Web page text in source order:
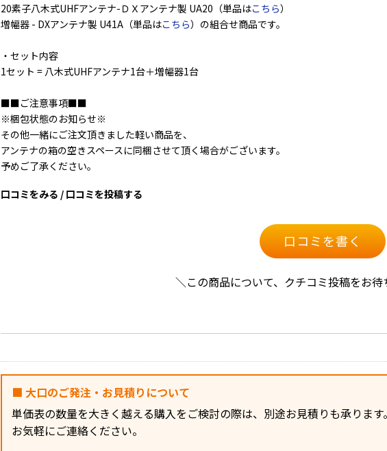
20素子八木式UHFアンテナ-ＤＸアンテナ製 UA20（単品はこちら）
増幅器 - DXアンテナ製 U41A（単品はこちら）の組合せ商品です。
・セット内容
1セット = 八木式UHFアンテナ1台＋増幅器1台
■■ご注意事項■■
※梱包状態のお知らせ※
その他一緒にご注文頂きました軽い商品を、
アンテナの箱の空きスペースに同梱させて頂く場合がございます。
予めご了承ください。
口コミをみる / 口コミを投稿する
口コミを書く
＼この商品について、クチコミ投稿をお
■ 大口のご発注・お見積りについて
単価表の数量を大きく越える購入をご検討の際は、別途お見積りも承ります
お気軽にご連絡ください。